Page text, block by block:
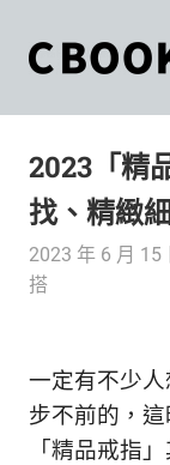
content
World.」
是
最
妳
生
活
2023「精
找、精緻
2023 年 6 月 15
搭
一定有不少
步不前的，
「精品戒指